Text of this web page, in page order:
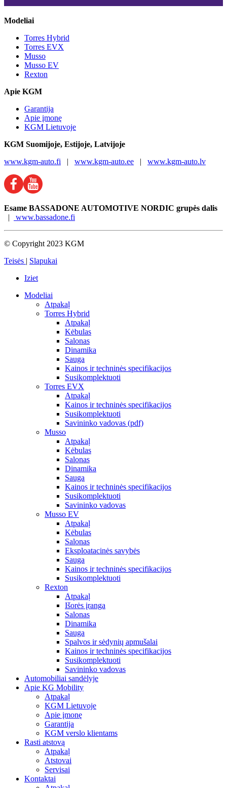
Modeliai
Torres Hybrid
Torres EVX
Musso
Musso EV
Rexton
Apie KGM
Garantija
Apie įmonę
KGM Lietuvoje
KGM Suomijoje, Estijoje, Latvijoje
www.kgm-auto.fi | www.kgm-auto.ee | www.kgm-auto.lv
Esame BASSADONE AUTOMOTIVE NORDIC grupės dalis
|
www.bassadone.fi
© Copyright 2023 KGM
Teisės | Slapukai
Iziet
Mоdeliai
Atpakaļ
Torres Hybrid
Atpakaļ
Kėbulas
Salonas
Dinamika
Sauga
Kainos ir techninės specifikacijos
Susikomplektuoti
Torres EVX
Atpakaļ
Kainos ir techninės specifikacijos
Susikomplektuoti
Savininko vadovas (pdf)
Musso
Atpakaļ
Kėbulas
Salonas
Dinamika
Sauga
Kainos ir techninės specifikacijos
Susikomplektuoti
Savininko vadovas
Musso EV
Atpakaļ
Kėbulas
Salonas
Eksploatacinės savybės
Sauga
Kainos ir techninės specifikacijos
Susikomplektuoti
Rexton
Atpakaļ
Išorės įranga
Salonas
Dinamika
Sauga
Spalvos ir sėdynių apmušalai
Kainos ir techninės specifikacijos
Susikomplektuoti
Savininko vadovas
Automobiliai sandėlyje
Apie KG Mobility
Atpakaļ
KGM Lietuvoje
Apie įmonę
Garantija
KGM verslo klientams
Rasti atstovą
Atpakaļ
Atstovai
Servisai
Kontaktai